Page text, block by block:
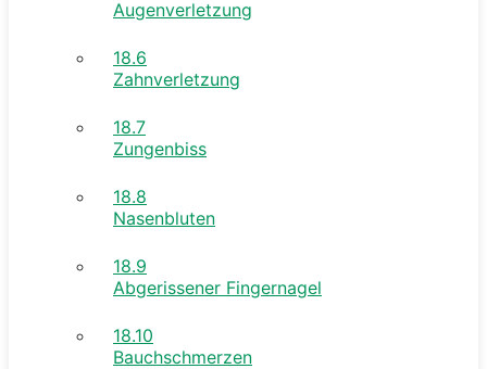
Augenverletzung
18.6
Zahnverletzung
18.7
Zungenbiss
18.8
Nasenbluten
18.9
Abgerissener Fingernagel
18.10
Bauchschmerzen